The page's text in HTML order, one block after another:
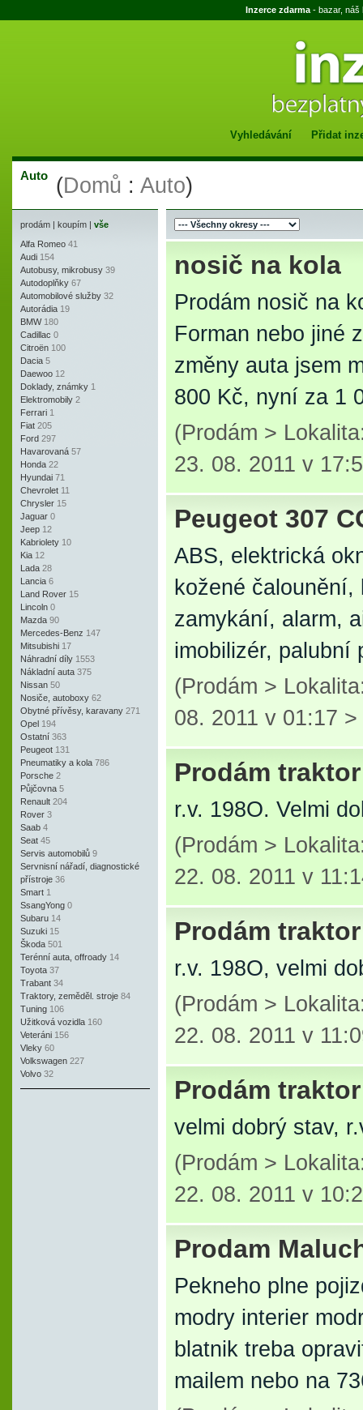
Inzerce zdarma - bazar, náš
Vyhledávání Přidat
Auto (Domů : Auto)
prodám | koupím | vše
Alfa Romeo 41
Audi 154
Autobusy, mikrobusy 39
Autodoplňky 67
Automobilové služby 32
Autorádia 19
BMW 180
Cadillac 0
Citroën 100
Dacia 5
Daewoo 12
Doklady, známky 1
Elektromobily 2
Ferrari 1
Fiat 205
Ford 297
Havarovaná 57
Honda 22
Hyundai 71
Chevrolet 11
Chrysler 15
Jaguar 0
Jeep 12
Kabriolety 10
Kia 12
Lada 28
Lancia 6
Land Rover 15
Lincoln 0
Mazda 90
Mercedes-Benz 147
Mitsubishi 17
Náhradní díly 1553
Nákladní auta 375
Nissan 50
Nosiče, autoboxy 62
Obytné přívěsy, karavany 271
Opel 194
Ostatní 363
Peugeot 131
Pneumatiky a kola 786
Porsche 2
Půjčovna 5
Renault 204
Rover 3
Saab 4
Seat 45
Servis automobilů 9
Servnisní nářadí, diagnostické
přístroje 36
Smart 1
SsangYong 0
Subaru 14
Suzuki 15
Škoda 501
Terénní auta, offroady 14
Toyota 37
Trabant 34
Traktory, zeměděl. stroje 84
Tuning 106
Užitková vozidla 160
Veteráni 156
Vleky 60
Volkswagen 227
Volvo 32
nosič na kola
Prodám nosič na
Forman nebo jiné
změny auta jsem
800 Kč, nyní za 1
(Prodám >
23. 08. 2011 v
Peugeot 307
ABS, elektrická
kožené
zamykání, alarm,
imobilizér,
(Prodám >
08. 2011 v 01:17 >
Prodám
r.v. 198O. Velmi
(Prodám >
22. 08. 2011 v
Prodám
r.v. 198O, velmi
(Prodám >
22. 08. 2011 v
Prodám traktor
velmi dobrý stav,
(Prodám >
22. 08. 2011 v
Prodam
Pekneho plne
modry interier
blatnik treba
mailem nebo na